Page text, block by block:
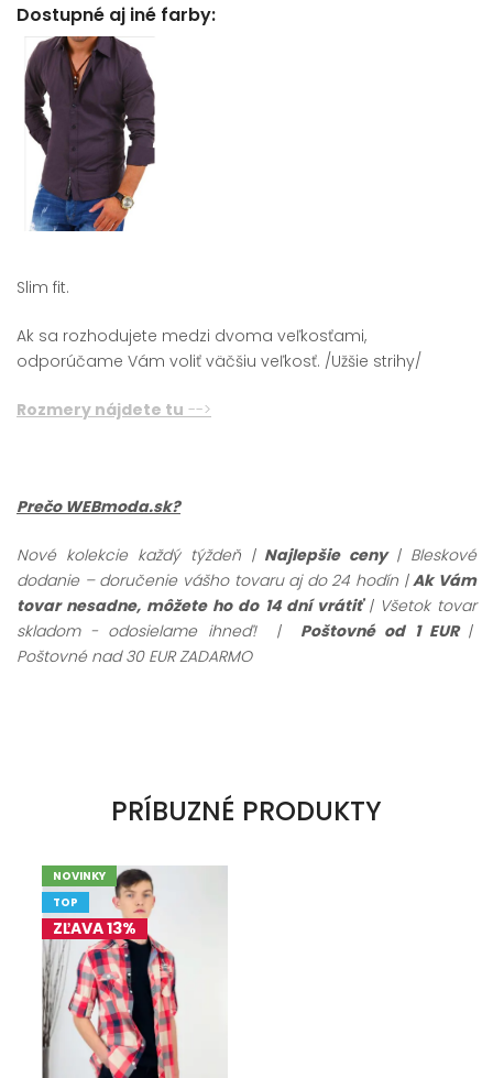
Dostupné aj iné farby:
Slim fit.
Ak sa rozhodujete medzi dvoma veľkosťami,
odporúčame Vám voliť väčšiu veľkosť. /Užšie strihy/
Rozmery nájdete tu -->
Prečo WEBmoda.sk?
Nové kolekcie každý týždeň | Najlepšie ceny | Bleskové
dodanie – doručenie vášho tovaru aj do 24 hodín |Ak Vám
tovar nesadne, môžete ho do 14 dní vrátiť| Všetok tovar
skladom - odosielame ihneď! | Poštovné od 1 EUR |
Poštovné nad 30 EUR ZADARMO
PRÍBUZNÉ PRODUKTY
NOVINKY
TOP
ZĽAVA 13%